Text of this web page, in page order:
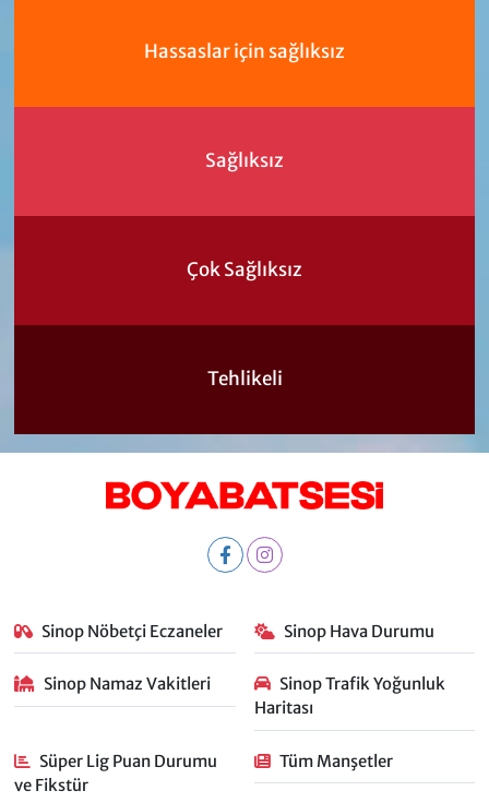
Hassaslar için sağlıksız
Sağlıksız
Çok Sağlıksız
Tehlikeli
Sinop Nöbetçi Eczaneler Sinop Hava Durumu
Sinop Namaz Vakitleri
Sinop Trafik Yoğunluk
Haritası
Süper Lig Puan Durumu
ve Fikstür
Tüm Manşetler